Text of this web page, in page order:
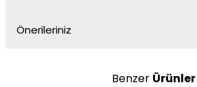
Önerileriniz
Benzer Ürünler